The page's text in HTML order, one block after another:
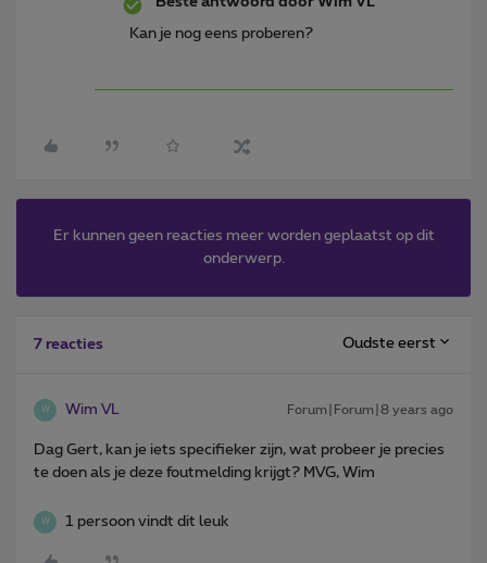
Kan je nog eens proberen?
Er kunnen geen reacties meer worden geplaatst op dit
onderwerp.
7 reacties Oudste eerst
W Wim VL Forum|Forum|8 years ago
Dag Gert, kan je iets specifieker zijn, wat probeer je precies
te doen als je deze foutmelding krijgt? MVG, Wim
W 1 persoon vindt dit leuk